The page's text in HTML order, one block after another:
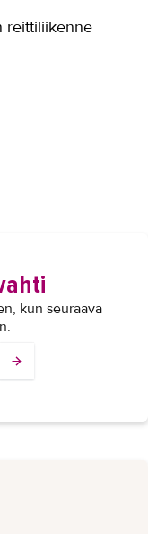
reittiliikenne
kun seuraava